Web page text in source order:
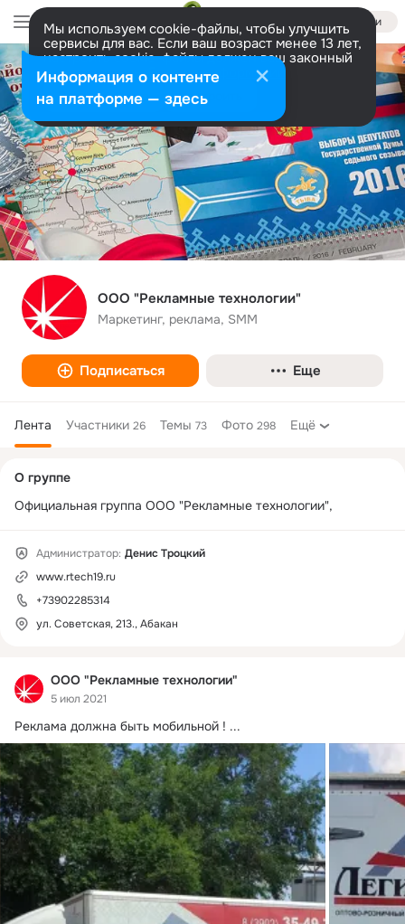
Войти
Мы используем cookie-файлы, чтобы улучшить
сервисы для вас. Если ваш возраст менее 13 лет,
настроить cookie-файлы должен ваш законный
представитель. Больше информации
Разрешить все Настроить
ООО "Рекламные технологии"
Маркетинг, реклама, SMM
Подписаться Еще
Лента Участники 26 Темы 73 Фото 298 Ещё
ООО "Рекламные технологии"
5 июл 2021
Реклама должна быть мобильной ! ...
колонка
О группе
Официальная группа ООО "Рекламные технологии",
Администратор: Денис Троцкий
www.rtech19.ru
+73902285314
ул. Советская, 213., Абакан
Информация о контенте
на платформе — здесь